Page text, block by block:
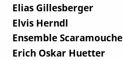
Elias Gillesberger
Elvis Herndl
Ensemble Scaramouche
Erich Oskar Huetter